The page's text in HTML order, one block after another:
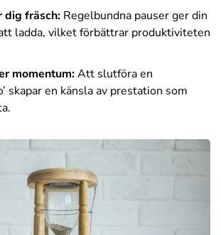
dig fräsch: Regelbundna pauser ger din
ladda, vilket förbättrar produktiviteten
momentum:Att slutföra en
skapar en känsla av prestation som